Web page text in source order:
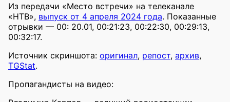
Из передачи «Место встречи» на телеканале
«НТВ», выпуск от 4 апреля 2024 года. Показанные
отрывки — 00: 20.01, 00:21:23, 00:22:30, 00:29:13,
00:32:17.
Источник скриншота: оригинал, репост, архив,
TGStat.
Пропагандисты на видео: